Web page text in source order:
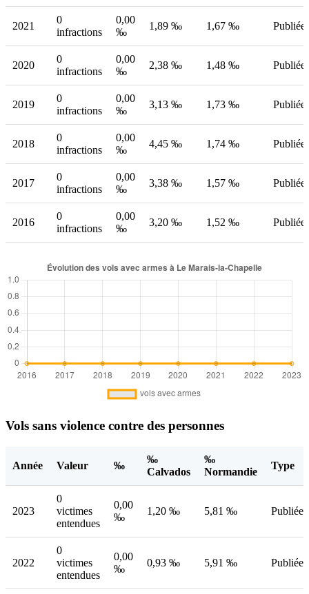
2021
0
infractions
0,00
‰
1,89 ‰ 1,67 ‰ Publiée
2020
0
infractions
0,00
‰
2,38 ‰ 1,48 ‰ Publiée
2019
0
infractions
0,00
‰
3,13 ‰ 1,73 ‰ Publiée
2018
0
infractions
0,00
‰
4,45 ‰ 1,74 ‰ Publiée
2017
0
infractions
0,00
‰
3,38 ‰ 1,57 ‰ Publiée
2016
0
infractions
0,00
‰
3,20 ‰ 1,52 ‰ Publiée
Vols sans violence contre des personnes
Année Valeur ‰
‰
Calvados
‰
Normandie
Type
2023
0
victimes
entendues
0,00
‰
1,20 ‰ 5,81 ‰ Publiée
2022
0
victimes
entendues
0,00
‰
0,93 ‰ 5,91 ‰ Publiée